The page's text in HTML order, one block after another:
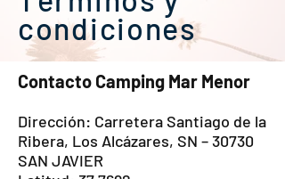
condiciones
Contacto Camping Mar Menor
Dirección: Carretera Santiago de la
Ribera, Los Alcázares, SN – 30730
SAN JAVIER